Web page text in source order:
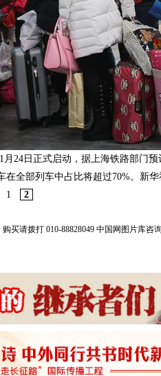
24日正式启动，据上海铁路部门预
全部列车中占比将超过70%。新
1 2
购买请拨打 010-88828049 中国网图片库咨